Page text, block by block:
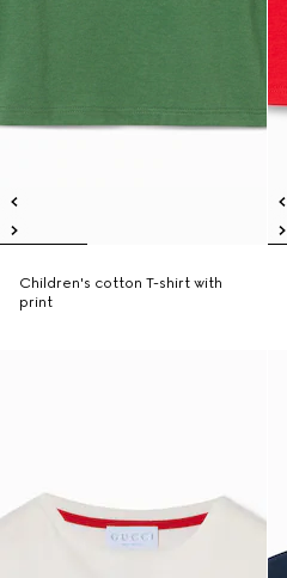
Children's cotton T-shirt with
print